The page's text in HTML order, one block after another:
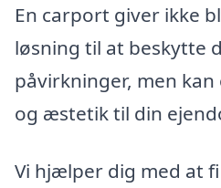
En carport giver ikke
løsning til at beskytte
påvirkninger, men
og æstetik til din
Vi hjælper dig med at